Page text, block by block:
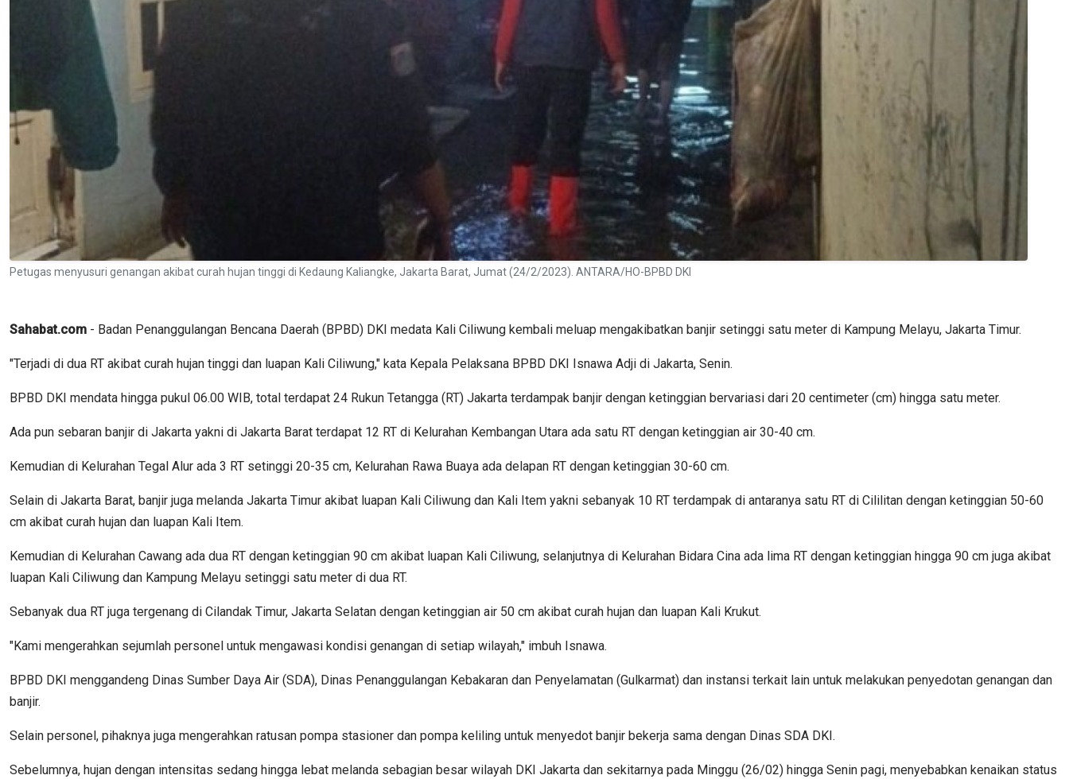
Petugas menyusuri genangan akibat curah hujan tinggi di Kedaung Kaliangke, Jakarta Barat, Jumat (24/2/2023). ANTARA/HO-BPBD DKI
Sahabat.com - Badan Penanggulangan Bencana Daerah (BPBD) DKI medata Kali Ciliwung kembali meluap mengakibatkan banjir setinggi satu meter di Kampung Melayu, Jakarta Timur.
"Terjadi di dua RT akibat curah hujan tinggi dan luapan Kali Ciliwung," kata Kepala Pelaksana BPBD DKI Isnawa Adji di Jakarta, Senin.
BPBD DKI mendata hingga pukul 06.00 WIB, total terdapat 24 Rukun Tetangga (RT) Jakarta terdampak banjir dengan ketinggian bervariasi dari 20 centimeter (cm) hingga satu meter.
Ada pun sebaran banjir di Jakarta yakni di Jakarta Barat terdapat 12 RT di Kelurahan Kembangan Utara ada satu RT dengan ketinggian air 30-40 cm.
Kemudian di Kelurahan Tegal Alur ada 3 RT setinggi 20-35 cm, Kelurahan Rawa Buaya ada delapan RT dengan ketinggian 30-60 cm.
Selain di Jakarta Barat, banjir juga melanda Jakarta Timur akibat luapan Kali Ciliwung dan Kali Item yakni sebanyak 10 RT terdampak di antaranya satu RT di Cililitan dengan ketinggian 50-60
cm akibat curah hujan dan luapan Kali Item.
Kemudian di Kelurahan Cawang ada dua RT dengan ketinggian 90 cm akibat luapan Kali Ciliwung, selanjutnya di Kelurahan Bidara Cina ada lima RT dengan ketinggian hingga 90 cm juga akibat
luapan Kali Ciliwung dan Kampung Melayu setinggi satu meter di dua RT.
Sebanyak dua RT juga tergenang di Cilandak Timur, Jakarta Selatan dengan ketinggian air 50 cm akibat curah hujan dan luapan Kali Krukut.
"Kami mengerahkan sejumlah personel untuk mengawasi kondisi genangan di setiap wilayah," imbuh Isnawa.
BPBD DKI menggandeng Dinas Sumber Daya Air (SDA), Dinas Penanggulangan Kebakaran dan Penyelamatan (Gulkarmat) dan instansi terkait lain untuk melakukan penyedotan genangan dan
banjir.
Selain personel, pihaknya juga mengerahkan ratusan pompa stasioner dan pompa keliling untuk menyedot banjir bekerja sama dengan Dinas SDA DKI.
Sebelumnya, hujan dengan intensitas sedang hingga lebat melanda sebagian besar wilayah DKI Jakarta dan sekitarnya pada Minggu (26/02) hingga Senin pagi, menyebabkan kenaikan status